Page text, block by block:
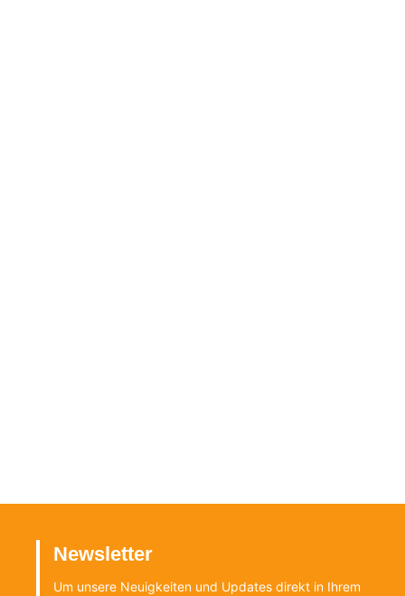
Newsletter
Um unsere Neuigkeiten und Updates direkt in Ihrem